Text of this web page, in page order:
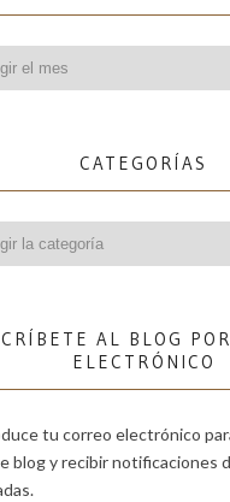
CATEGORÍAS
AL BLOG
ELECTRÓNICO
tu correo electrónico
blog y recibir notificaciones